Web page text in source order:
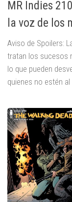
MR Indies
la voz de los
Aviso de Spoilers:
tratan los sucesos
lo que pueden
quienes no estén